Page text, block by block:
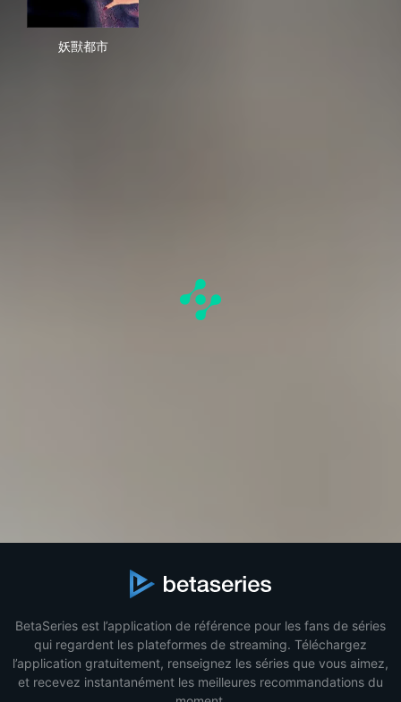
妖獸都市
BetaSeries est l’application de référence pour les fans de séries
qui regardent les plateformes de streaming. Téléchargez
l’application gratuitement, renseignez les séries que vous aimez,
et recevez instantanément les meilleures recommandations du